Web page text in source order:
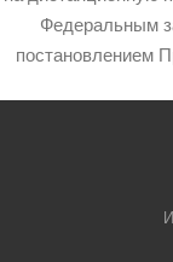
Федеральным
постановлением